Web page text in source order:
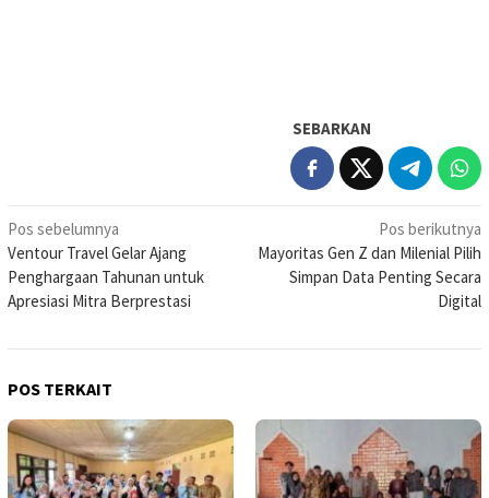
SEBARKAN
Navigasi
pos
Pos sebelumnya
Ventour Travel Gelar Ajang
Penghargaan Tahunan untuk
Apresiasi Mitra Berprestasi
Pos berikutnya
Mayoritas Gen Z dan Milenial Pilih
Simpan Data Penting Secara
Digital
POS TERKAIT